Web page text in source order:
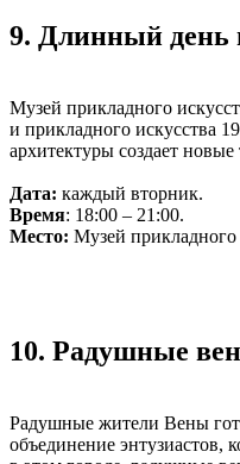
9. Длинный день
Музей прикладного
и прикладного искусства
архитектуры создает
Дата: каждый вторник.
Время: 18:00 – 21:00.
Место: Музей прикладного
10. Радушные
Радушные жители Вены
объединение